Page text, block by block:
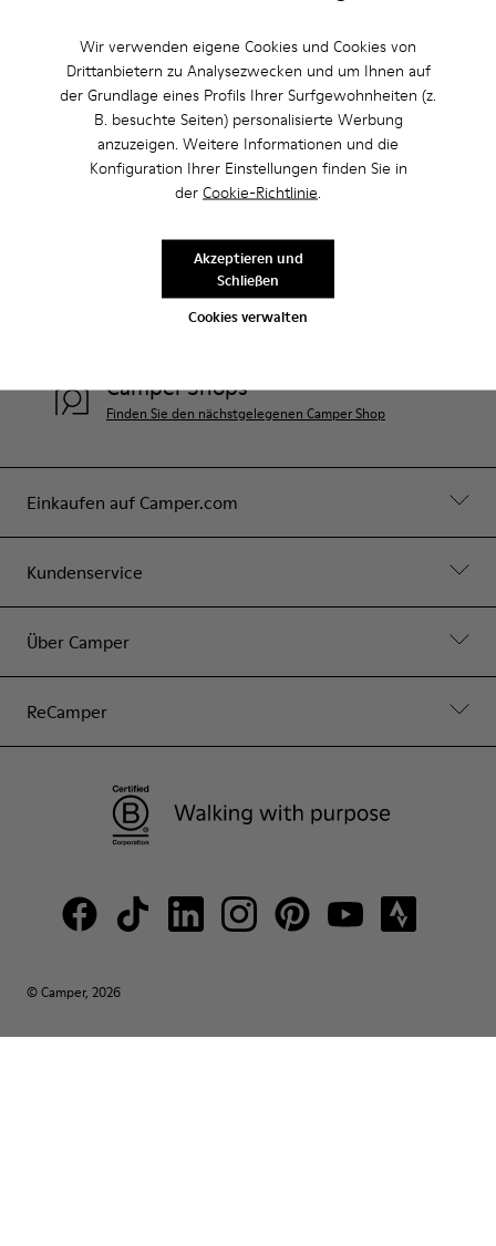
Wir verwenden eigene Cookies und Cookies von
Drittanbietern zu Analysezwecken und um Ihnen auf
der Grundlage eines Profils Ihrer Surfgewohnheiten (z.
B. besuchte Seiten) personalisierte Werbung
anzuzeigen. Weitere Informationen und die
Konfiguration Ihrer Einstellungen finden Sie in
der Cookie-Richtlinie.
Cookies verwalten
Akzeptieren und
Schließen
Genuss von exklusiven Vorteilen, darunter Preisnachlässe,
erst der Anfang.
Mitglied werden
Einkaufen auf Camper.com
Kundenservice
Über Camper
ReCamper
Camper Shops
Finden Sie den nächstgelegenen Camper Shop
© Camper, 2026